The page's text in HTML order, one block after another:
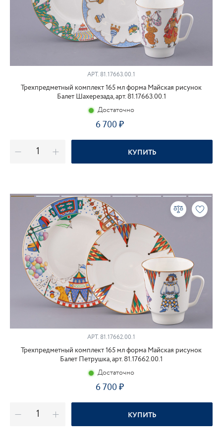
АРТ. 81.17663.00.1
Трехпредметный комплект 165 мл форма Майская рисунок
Балет Шахерезада, арт. 81.17663.00.1
Достаточно
6 700
КУПИТЬ
АРТ. 81.17662.00.1
Трехпредметный комплект 165 мл форма Майская рисунок
Балет Петрушка, арт. 81.17662.00.1
Достаточно
6 700
КУПИТЬ